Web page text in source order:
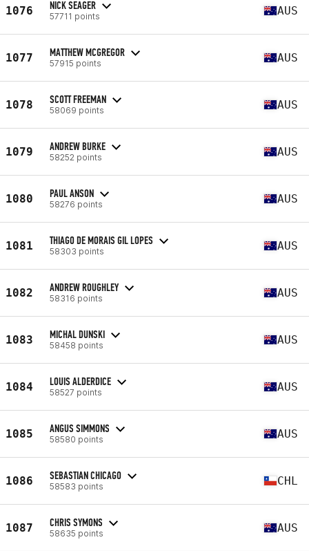
1076 NICK SEAGER
57711 points AUS
1077 MATTHEW MCGREGOR
57915 points AUS
1078 SCOTT FREEMAN
58069 points AUS
1079 ANDREW BURKE
58252 points AUS
1080 PAUL ANSON
58276 points AUS
1081 THIAGO DE MORAIS GIL LOPES
58303 points AUS
1082 ANDREW ROUGHLEY
58316 points AUS
1083 MICHAL DUNSKI
58458 points AUS
1084 LOUIS ALDERDICE
58527 points AUS
1085 ANGUS SIMMONS
58580 points AUS
1086 SEBASTIAN CHICAGO
58583 points CHL
1087 CHRIS SYMONS
58635 points AUS